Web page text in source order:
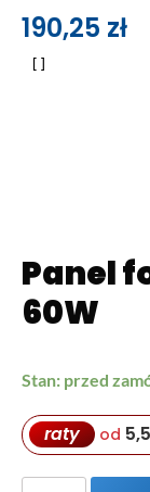
190,25 zł
Panel
60W
Stan: przed
raty od